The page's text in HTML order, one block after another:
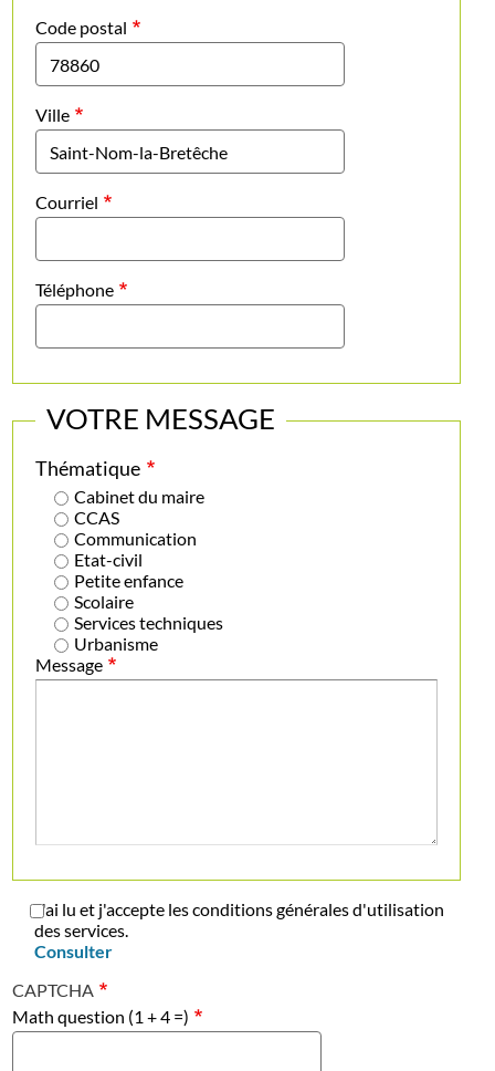
Code postal
Ville
Courriel
Téléphone
VOTRE MESSAGE
Thématique
Cabinet du maire
CCAS
Communication
Etat-civil
Petite enfance
Scolaire
Services techniques
Urbanisme
Message
J'ai lu et j'accepte les conditions générales d'utilisation
des services.
Consulter
CAPTCHA
Math question (1 + 4 =)